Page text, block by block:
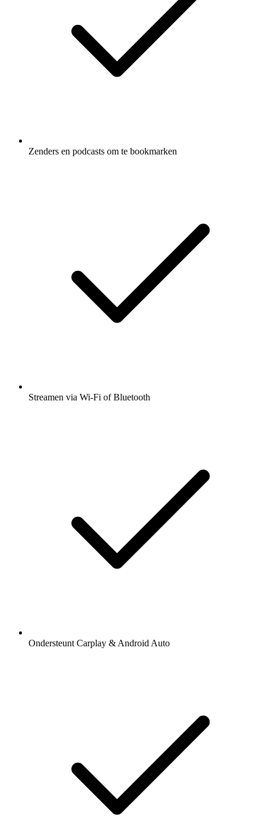
Zenders en podcasts om te bookmarken
Streamen via Wi-Fi of Bluetooth
Ondersteunt Carplay & Android Auto